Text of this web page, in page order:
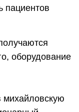
пациентов
оборудование
михайловскую